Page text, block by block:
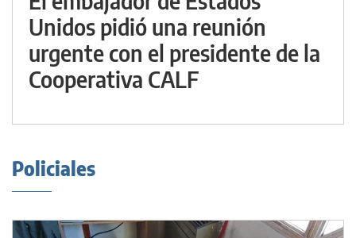
Unidos pidió una reunión
urgente con el presidente de la
Cooperativa CALF
Policiales